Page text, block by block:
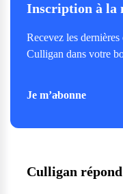
Inscription à la
Recevez les
Culligan dans votre
Je m’abonne
Culligan